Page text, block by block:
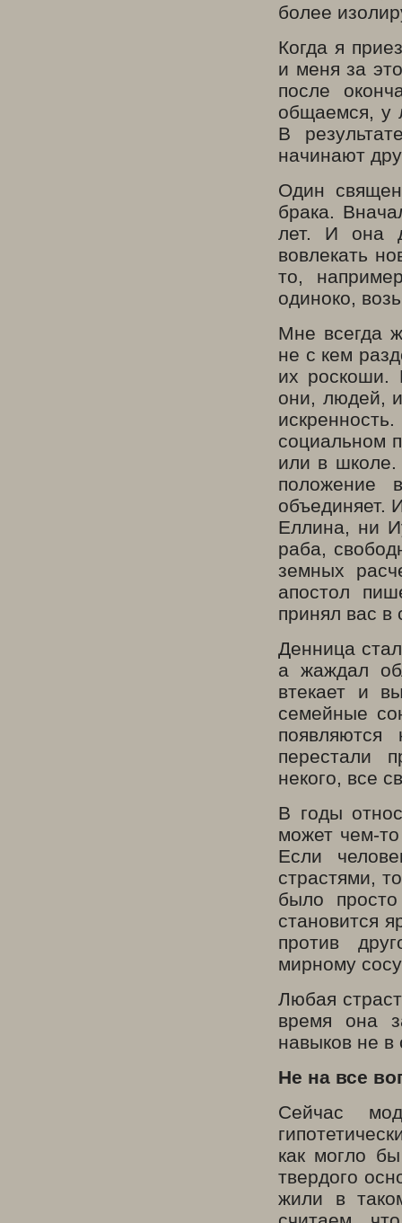
более
Когда я
и меня за
после
общаемся, у
В
начинают
Один
брака.
лет. И она
вовлекать
то,
одиноко,
Мне всегда
не с кем
их роскоши.
они, людей,
социальном
или в
положение
объединяет.
Еллина, ни
раба,
земных
апостол
принял вас
Денница
а жаждал
втекает и
семейные
появляются
перестали
некого, все
В годы
может чем-
Если
страстями,
было просто
становится
против
мирному
Любая
время она
навыков не в
Не на все
Сейчас
как могло
твердого
жили в